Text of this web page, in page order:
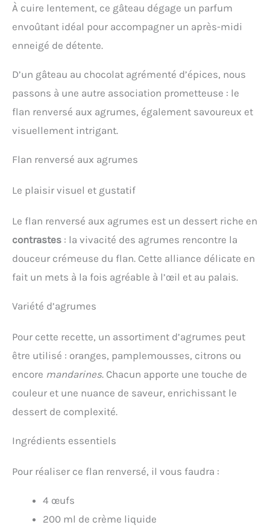
À cuire lentement, ce gâteau dégage un parfum
envoûtant idéal pour accompagner un après-midi
enneigé de détente.
D’un gâteau au chocolat agrémenté d’épices, nous
passons à une autre association prometteuse : le
flan renversé aux agrumes, également savoureux et
visuellement intrigant.
Flan renversé aux agrumes
Le plaisir visuel et gustatif
Le flan renversé aux agrumes est un dessert riche en
contrastes : la vivacité des agrumes rencontre la
douceur crémeuse du flan. Cette alliance délicate en
fait un mets à la fois agréable à l’œil et au palais.
Variété d’agrumes
Pour cette recette, un assortiment d’agrumes peut
être utilisé : oranges, pamplemousses, citrons ou
encore mandarines. Chacun apporte une touche de
couleur et une nuance de saveur, enrichissant le
dessert de complexité.
Ingrédients essentiels
Pour réaliser ce flan renversé, il vous faudra :
4 œufs
200 ml de crème liquide